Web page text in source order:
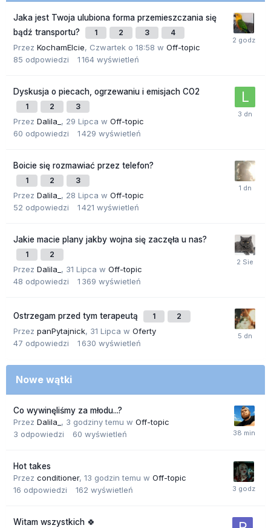
Jaka jest Twoja ulubiona forma przemieszczania się
bądź transportu?
1 2 3 4
Przez KochamElcie, Czwartek o 18:58 w Off-topic
85 odpowiedzi 1 164 wyświetleń
Dyskusja o piecach, ogrzewaniu i emisjach CO2
1 2 3
Przez Dalila_ , 29 Lipca w Off-topic
60 odpowiedzi 1 429 wyświetleń
Boicie się rozmawiać przez telefon?
1 2 3
Przez Dalila_ , 28 Lipca w Off-topic
52 odpowiedzi 1 421 wyświetleń
Jakie macie plany jakby wojna się zaczęła u nas?
1 2
Przez Dalila_ , 31 Lipca w Off-topic
48 odpowiedzi 1 369 wyświetleń
Ostrzegam przed tym terapeutą 1 2
Przez panPytajnick, 31 Lipca w Oferty
47 odpowiedzi 1 630 wyświetleń
Nowe wątki
Co wywinęliśmy za młodu...?
Przez Dalila_ , 3 godziny temu w Off-topic
3 odpowiedzi 60 wyświetleń
Hot takes
Przez conditioner, 13 godzin temu w Off-topic
16 odpowiedzi 162 wyświetleń
Witam wszystkich 🍀